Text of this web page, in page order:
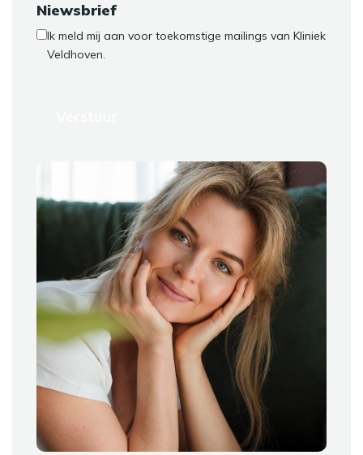
Niewsbrief
Ik meld mij aan voor toekomstige mailings van Kliniek
Veldhoven.